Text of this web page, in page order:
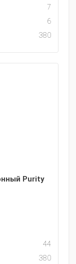
7
6
380
Purity
44
380